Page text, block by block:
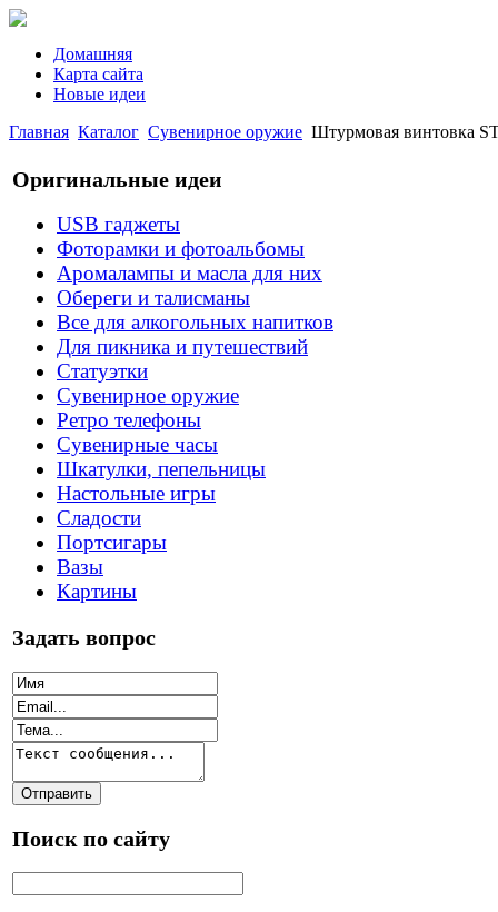
Домашняя
Карта сайта
Новые идеи
Главная Каталог Сувенирное оружие Штурмовая винтовка
Оригинальные идеи
USB гаджеты
Фоторамки и фотоальбомы
Аромалампы и масла для них
Обереги и талисманы
Все для алкогольных напитков
Для пикника и путешествий
Статуэтки
Сувенирное оружие
Ретро телефоны
Сувенирные часы
Шкатулки, пепельницы
Настольные игры
Сладости
Портсигары
Вазы
Картины
Задать вопрос
Поиск по сайту